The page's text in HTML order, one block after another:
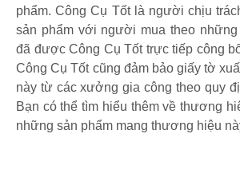
phẩm. Công Cụ Tốt là người chịu
sản phẩm với người mua theo những
đã được Công Cụ Tốt trực tiếp công
Công Cụ Tốt cũng đảm bảo giấy tờ
này từ các xưởng gia công theo quy
Bạn có thể tìm hiểu thêm về thương
những sản phẩm mang thương hiệu